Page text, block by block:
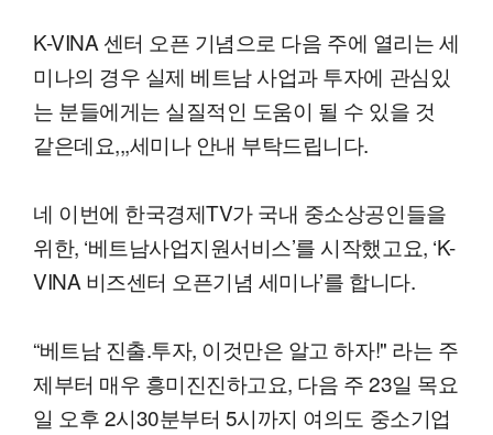
K-VINA 센터 오픈 기념으로 다음 주에 열리는 세
미나의 경우 실제 베트남 사업과 투자에 관심있
는 분들에게는 실질적인 도움이 될 수 있을 것
같은데요,,,세미나 안내 부탁드립니다.
네 이번에 한국경제TV가 국내 중소상공인들을
위한, ‘베트남사업지원서비스’를 시작했고요, ‘K-
VINA 비즈센터 오픈기념 세미나’를 합니다.
“베트남 진출.투자, 이것만은 알고 하자!" 라는 주
제부터 매우 흥미진진하고요, 다음 주 23일 목요
일 오후 2시30분부터 5시까지 여의도 중소기업